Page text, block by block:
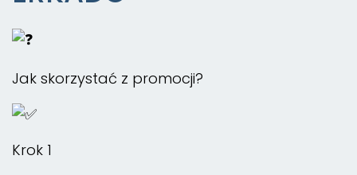
Jak skorzystać z promocji?
Krok 1